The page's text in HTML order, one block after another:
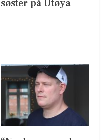
søster på Utøya